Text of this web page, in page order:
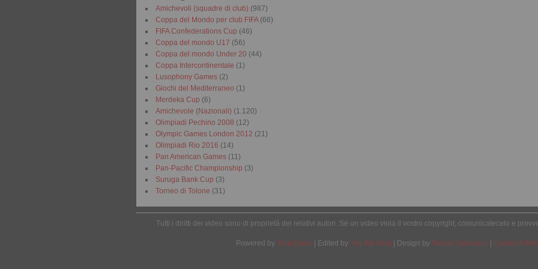
Amichevoli (squadre di club) (987)
Coppa del Mondo per club FIFA(66)
FIFA Confederations Cup (46)
Coppa del mondo U17 (56)
Coppa del mondo Under 20 (44)
Coppa Intercontinentale (1)
Lusophony Games (2)
Giochi del Mediterraneo (1)
Merdeka Cup (6)
Amichevole (Nazionali) (1.120)
Olimpiadi Pechino 2008 (12)
Olympic Games London 2012 (21)
Olimpiadi Rio 2016 (14)
Pan American Games (11)
Pan-Pacific Championship (3)
Suruga Bank Cup (3)
Torneo di Tolone (31)
Tutti i diritti dei video sono di proprietà dei relativi autori. Se un video viola il vostro copyright, comunicatecelo e
Powered by Wordpress | Edited by Yes We Web | Design by Tobias Sandelius Cookie &